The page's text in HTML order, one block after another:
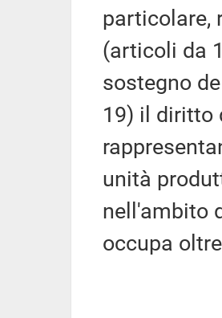
particolare,
(articoli da
sostegno
19) il diritto
unità
nell'ambito
occupa